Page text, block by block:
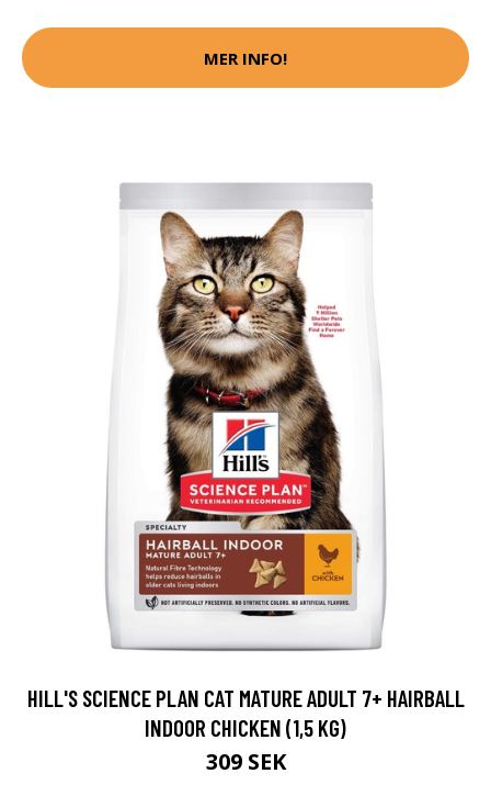
MER INFO!
HILL'S SCIENCE PLAN CAT MATURE ADULT 7+ HAIRBALL
INDOOR CHICKEN (1,5 KG)
309 SEK